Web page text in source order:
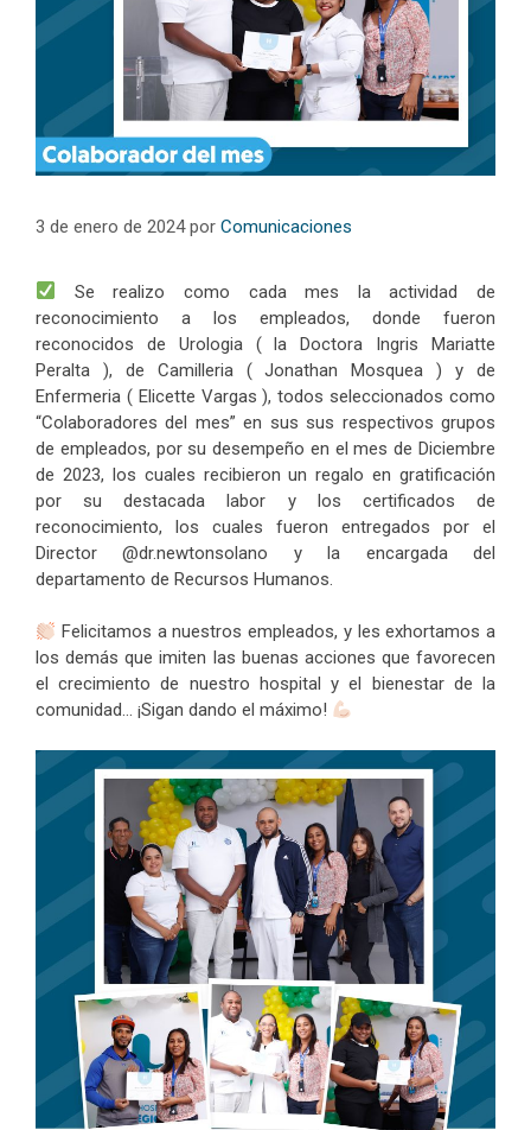
3 de enero de 2024 por Comunicaciones
Se realizo como cada mes la actividad de
reconocimiento a los empleados, donde fueron
reconocidos de Urologia ( la Doctora Ingris Mariatte
Peralta ), de Camilleria ( Jonathan Mosquea ) y de
Enfermeria ( Elicette Vargas ), todos seleccionados como
“Colaboradores del mes” en sus sus respectivos grupos
de empleados, por su desempeño en el mes de Diciembre
de 2023, los cuales recibieron un regalo en gratificación
por su destacada labor y los certificados de
reconocimiento, los cuales fueron entregados por el
Director @dr.newtonsolano y la encargada del
departamento de Recursos Humanos.
Felicitamos a nuestros empleados, y les exhortamos a
los demás que imiten las buenas acciones que favorecen
el crecimiento de nuestro hospital y el bienestar de la
comunidad… ¡Sigan dando el máximo!